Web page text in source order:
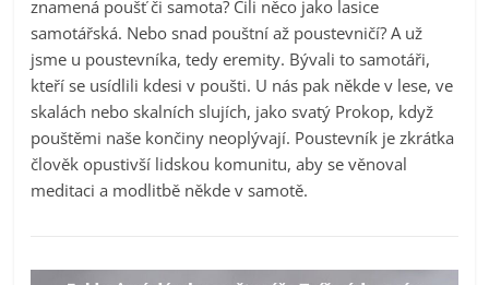
znamená poušť či samota? Čili něco jako lasice
samotářská. Nebo snad pouštní až poustevničí? A už
jsme u poustevníka, tedy eremity. Bývali to samotáři,
kteří se usídlili kdesi v poušti. U nás pak někde v lese, ve
skalách nebo skalních slujích, jako svatý Prokop, když
pouštěmi naše končiny neoplývají. Poustevník je zkrátka
člověk opustivší lidskou komunitu, aby se věnoval
meditaci a modlitbě někde v samotě.